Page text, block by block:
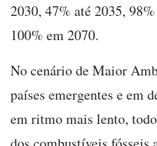
2030, 47% até 2035,
100% em 2070.
No cenário de Maior
países emergentes e em
em ritmo mais lento,